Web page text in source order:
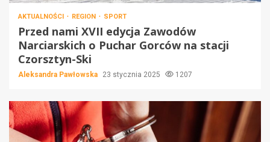
AKTUALNOŚCI REGION SPORT
Przed nami XVII edycja Zawodów
Narciarskich o Puchar Gorców na stacji
Czorsztyn-Ski
Aleksandra Pawłowska 23 stycznia 2025 1207